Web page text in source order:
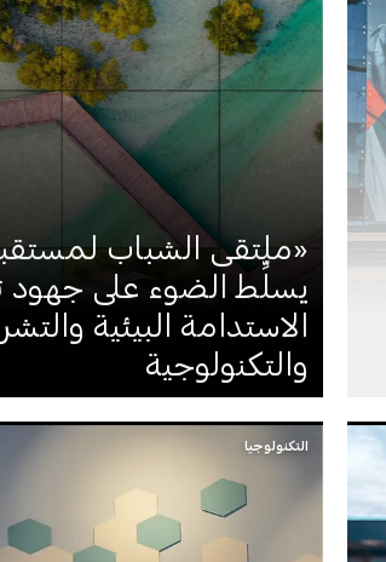
«ملتقى الشباب
يسلِّط الضوء على جهود
الاستدامة البيئية
والتكنولوجية
التكنولوجيا